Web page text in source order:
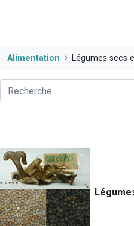
Alimentation Légumes secs